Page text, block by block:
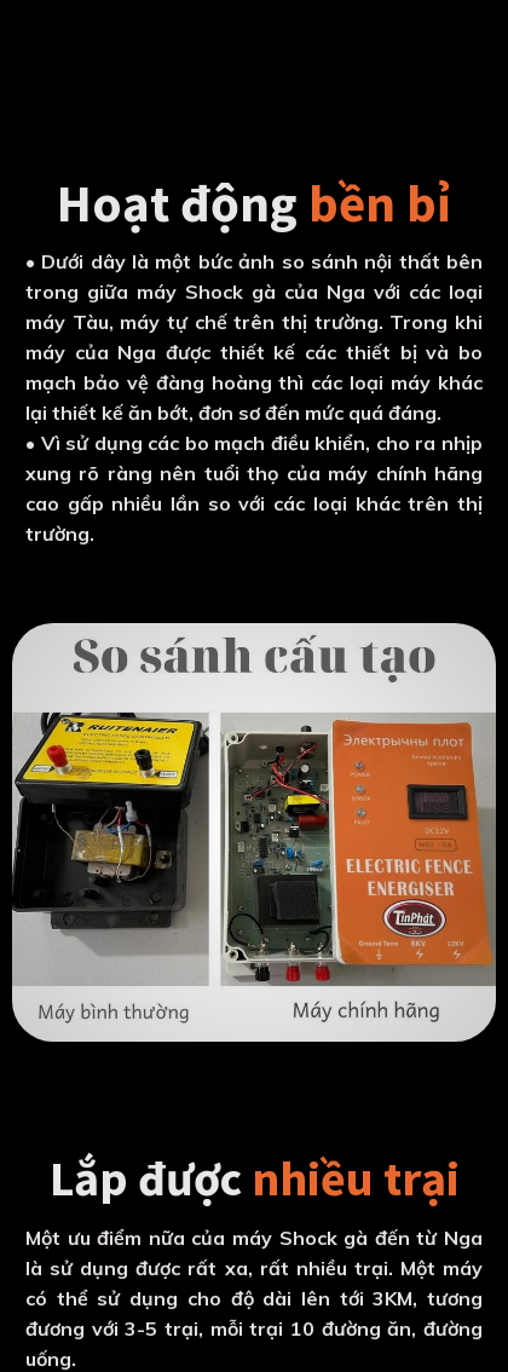
Hoạt động bền bỉ
• Dưới dây là một bức ảnh so sánh nội thất bên
trong giữa máy Shock gà của Nga với các loại
máy Tàu, máy tự chế trên thị trường. Trong khi
máy của Nga được thiết kế các thiết bị và bo
mạch bảo vệ đàng hoàng thì các loại máy khác
lại thiết kế ăn bớt, đơn sơ đến mức quá đáng.
• Vì sử dụng các bo mạch điều khiển, cho ra nhịp
xung rõ ràng nên tuổi thọ của máy chính hãng
cao gấp nhiều lần so với các loại khác trên thị
trường.
Lắp đượcnhiều trại
Một ưu điểm nữa của máy Shock gà đến từ Nga
là sử dụng được rất xa, rất nhiều trại. Một máy
có thể sử dụng cho độ dài lên tới 3KM, tương
đương với 3-5 trại, mỗi trại 10 đường ăn, đường
uống.